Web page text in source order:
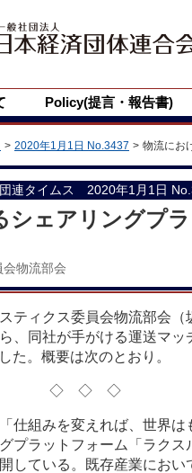
Policy(提言・報告書)
2020年1月1日 No.3437 物流にお
連タイムス 2020年1月1日
シェアリングプ
会物流部会
ティクス委員会物流部会
、同社が手がける運送マ
た。概要は次のとおり。
◇◇◇
仕組みを変えれば、世界
プラットフォーム「ラク
している。既存産業にお